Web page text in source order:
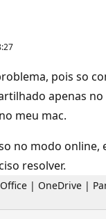
pois so
apenas no
meu mac.
no modo online,
resolver.
| OneDrive |